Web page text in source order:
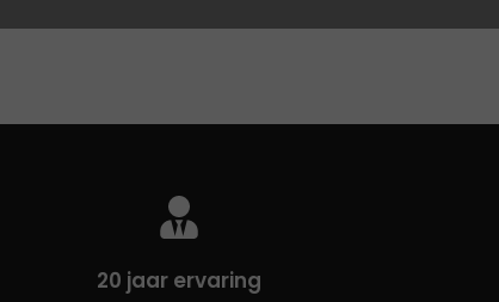
20 jaar ervaring